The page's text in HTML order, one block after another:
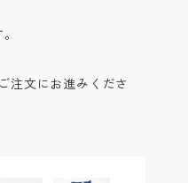
注文にお進みくださ